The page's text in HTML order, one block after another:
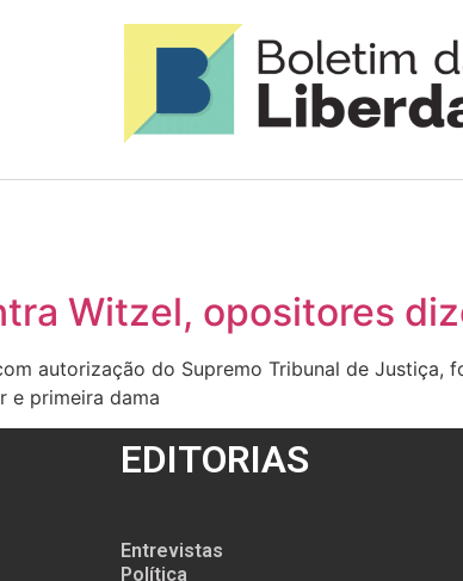
Witzel, opositores
autorização do Supremo Tribunal de
e primeira dama
EDITORIAS
Entrevistas
Política